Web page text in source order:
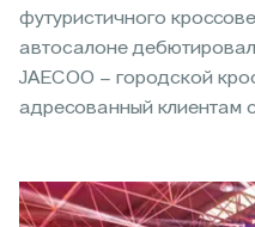
футуристичного
автосалоне
JAECOO – городской
адресованный клиентам